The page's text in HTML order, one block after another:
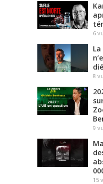
6
8
9
15